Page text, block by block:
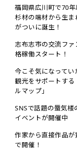
福岡県広川町で70
杉材の端材から生
がついに誕生！
志布志市の交流フ
格稼働スタート！
今こそ気になって
観光をサポートす
ルマップ」
SNSで話題の蜃気
イベントが開催中
作家から直接作品
で開催！